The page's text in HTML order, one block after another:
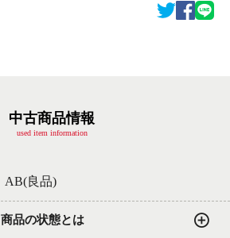
中古商品情報
used item information
AB(良品)
商品の状態とは